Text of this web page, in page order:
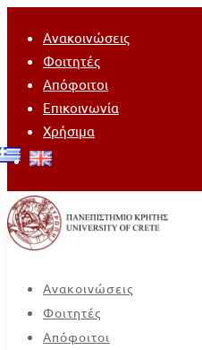
Ανακοινώσεις
Φοιτητές
Απόφοιτοι
Επικοινωνία
Χρήσιμα
Ανακοινώσεις
Φοιτητές
Απόφοιτοι